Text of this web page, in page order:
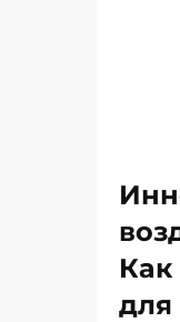
Как
для